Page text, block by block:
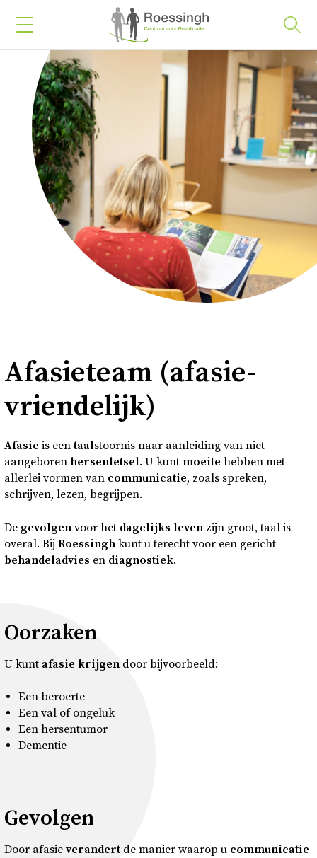
Bel naar 053 487 58 75
Inloggen
Home
Uw diagnose
Uw behandeling
Contact en bezoek
Deutsch
Donkere modus
Afa­sie­team (afa­sie­
vrien­de­lijk)
Afasie is eentaalstoornis naar aanleiding van niet-
aangeboren hersenletsel. U kunt moeite hebben met
allerlei vormen van communicatie, zoals spreken,
schrijven, lezen, begrijpen.
De gevolgen voor het dagelijks leven zijn groot, taal is
overal. Bij Roessingh kunt u terecht voor een gericht
behandeladvies en diagnostiek.
Oorzaken
U kunt afasie krijgen door bijvoorbeeld:
Een beroerte
Een val of ongeluk
Een hersentumor
Dementie
Gevolgen
Door afasie verandert de manier waarop u communicatie